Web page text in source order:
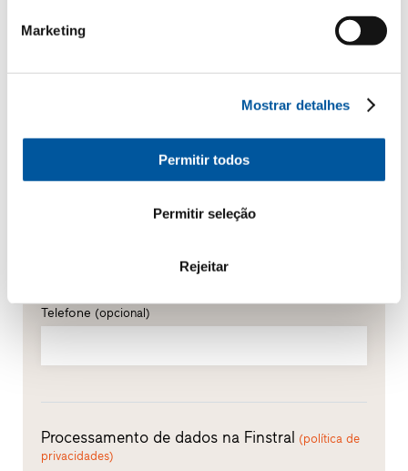
Marketing
Mostrar detalhes
Permitir todos
Permitir seleção
Rejeitar
Como podemos entrar em contacto consigo?
Telefone (opcional)
Processamento de dados na Finstral (política de
privacidades)